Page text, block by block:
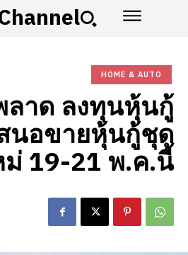
HOME & AUTO
าด ลงทุนหุ้นกู้
นอขายหุ้นกู้ชุด
ม่ 19-21 พ.ค.นี้